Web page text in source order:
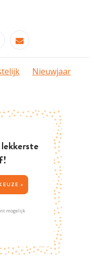
Nieuwjaar
JOUW NIEUWSBRIEFKEUZE >
mogelijk